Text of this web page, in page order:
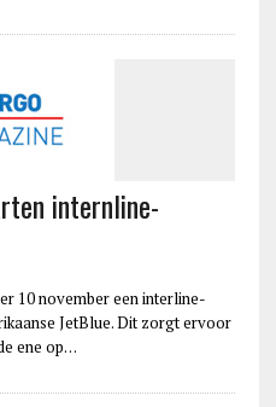
internline-
10 november een interline-
JetBlue. Dit zorgt ervoor
ene op…